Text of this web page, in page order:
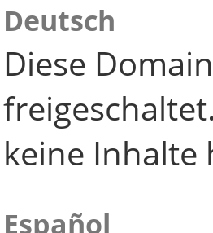
Deutsch
Diese
keine Inhalte
Español